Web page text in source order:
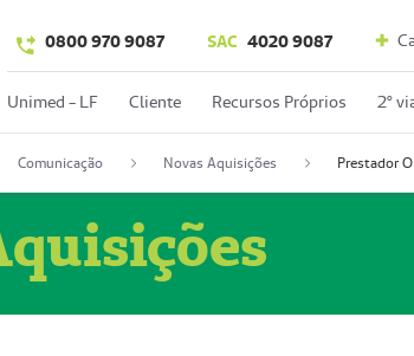
0800 970 9087 SAC 4020 9087
Unimed - LF Cliente Recursos Próprios 2º
Comunicação Novas Aquisições